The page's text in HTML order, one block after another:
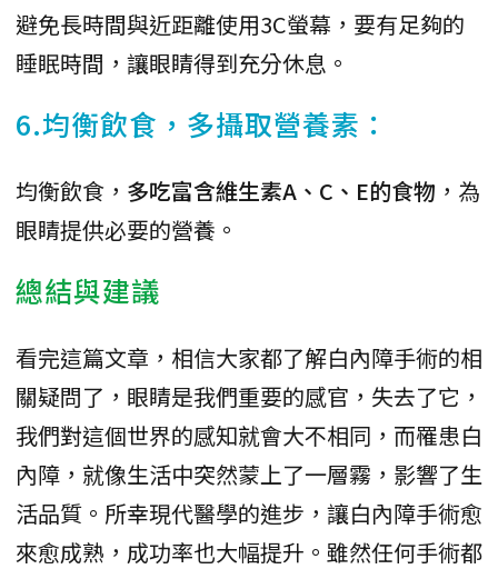
避免長時間與近距離使用3C螢幕，要有足夠的
睡眠時間，讓眼睛得到充分休息。
6.均衡飲食，多攝取營養素：
均衡飲食， 多吃富含維生素A、C、E的食物 ，為
眼睛提供必要的營養。
總結與建議
看完這篇文章，相信大家都了解白內障手術的相
關疑問了，眼睛是我們重要的感官，失去了它，
我們對這個世界的感知就會大不相同，而罹患白
內障，就像生活中突然蒙上了一層霧，影響了生
活品質。所幸現代醫學的進步，讓白內障手術愈
來愈成熟，成功率也大幅提升。雖然任何手術都